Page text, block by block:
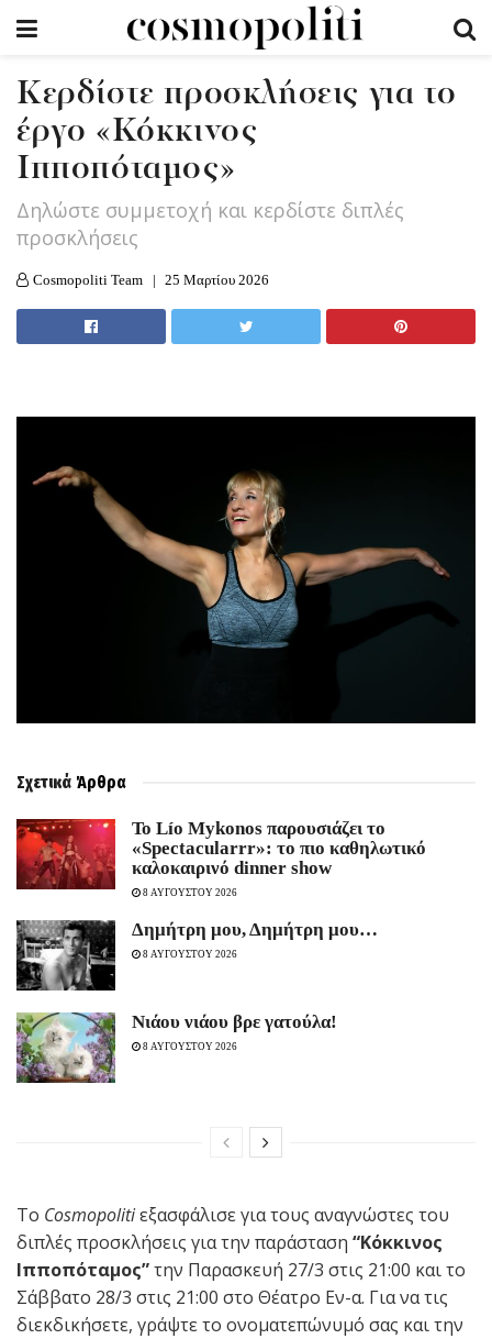
Κερδίστε προσκλήσεις για το
έργο «Κόκκινος
Ιπποπόταμος»
Δηλώστε συμμετοχή και κερδίστε διπλές
προσκλήσεις
Cosmopoliti Team 25 Μαρτίου 2026
Σχετικά Άρθρα
Το Lío Mykonos παρουσιάζει το
«Spectacularrr»: το πιο καθηλωτικό
καλοκαιρινό dinner show
8 ΑΥΓΟΥΣΤΟΥ 2026
Δημήτρη μου, Δημήτρη μου…
8 ΑΥΓΟΥΣΤΟΥ 2026
Νιάου νιάου βρε γατούλα!
8 ΑΥΓΟΥΣΤΟΥ 2026
Το Cosmopolitiεξασφάλισε για τους αναγνώστες του
διπλές προσκλήσεις για την παράσταση “Κόκκινος
Ιπποπόταμος”την Παρασκευή 27/3 στις 21:00 και το
Σάββατο 28/3 στις 21:00 στο Θέατρο Εν-α. Για να τις
διεκδικήσετε, γράψτε το ονοματεπώνυμό σας και την